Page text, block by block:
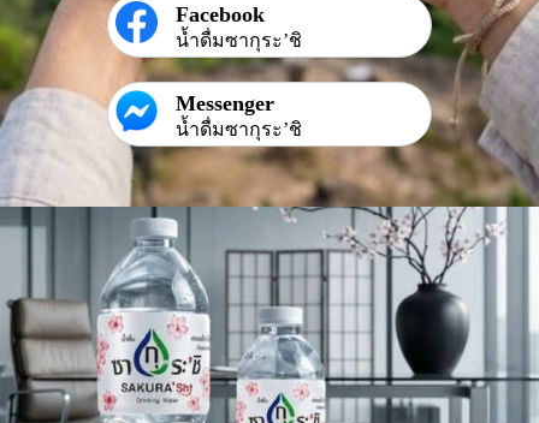
Facebook
น้ำดื่มซากุระ’ชิ
Messenger
น้ำดื่มซากุระ’ชิ